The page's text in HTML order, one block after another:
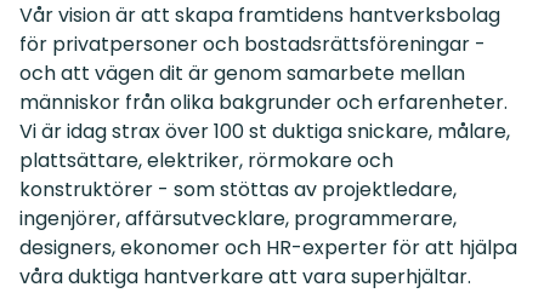
Vår vision är att skapa framtidens hantverksbolag
för privatpersoner och bostadsrättsföreningar -
och att vägen dit är genom samarbete mellan
människor från olika bakgrunder och erfarenheter.
Vi är idag strax över 100 st duktigasnickare, målare,
plattsättare, elektriker, rörmokare och
konstruktörer - som stöttas av projektledare,
ingenjörer, affärsutvecklare, programmerare,
designers, ekonomer och HR-experter för att hjälpa
våra duktiga hantverkare att vara superhjältar.